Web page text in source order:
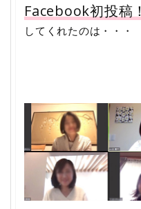
Facebook初投稿！
してくれたのは・・・